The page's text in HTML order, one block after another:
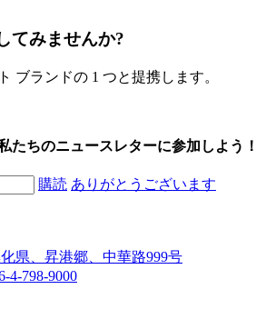
てみませんか?
ブランドの 1 つと提携します。
たちのニュースレターに参加しよう！
購読 ありがとうございます
県、昇港郷、中華路999号
4-798-9000